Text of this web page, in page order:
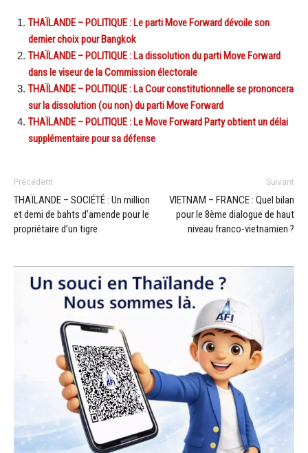
THAÏLANDE – POLITIQUE : Le parti Move Forward dévoile son
dernier choix pour Bangkok
THAÏLANDE – POLITIQUE : La dissolution du parti Move Forward
dans le viseur de la Commission électorale
THAÏLANDE – POLITIQUE : La Cour constitutionnelle se prononcera
sur la dissolution (ou non) du parti Move Forward
THAÏLANDE – POLITIQUE : Le Move Forward Party obtient un délai
supplémentaire pour sa défense
Précédent
THAÏLANDE – SOCIÉTÉ : Un million
et demi de bahts d’amende pour le
propriétaire d’un tigre
Suivant
VIETNAM – FRANCE : Quel bilan
pour le 8ème dialogue de haut
niveau franco-vietnamien ?